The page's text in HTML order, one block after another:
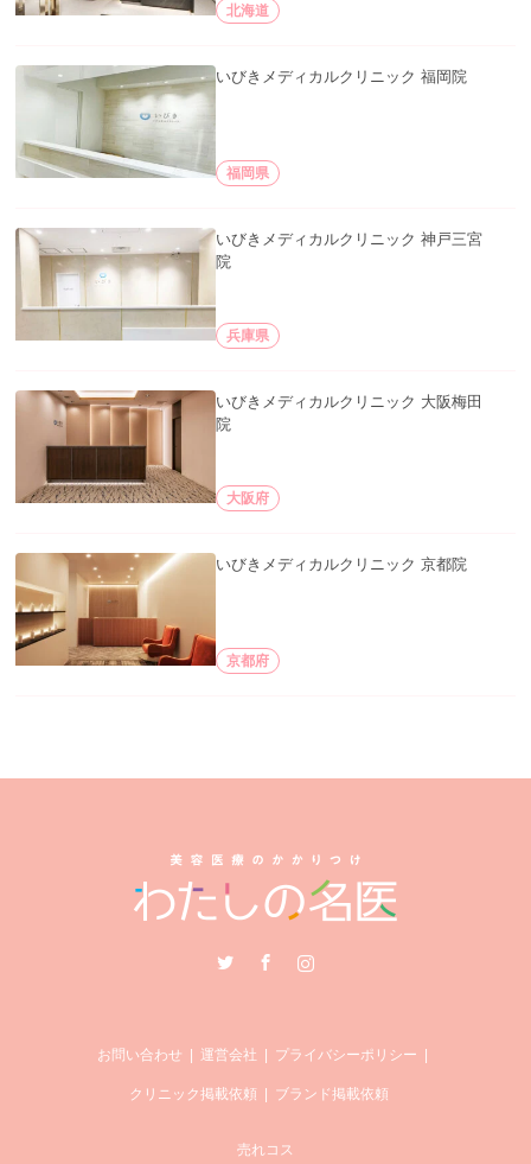
北海道
いびきメディカルクリニック 福岡院
福岡県
いびきメディカルクリニック 神戸三宮
院
兵庫県
いびきメディカルクリニック 大阪梅田
院
大阪府
いびきメディカルクリニック 京都院
京都府
Instagram
お問い合わせ 運営会社 プライバシーポリシー
クリニック掲載依頼 ブランド掲載依頼
売れコス